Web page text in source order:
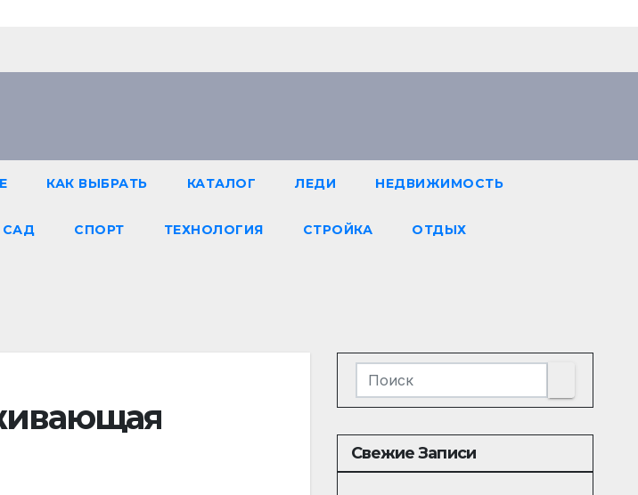
КАК ВЫБРАТЬ КАТАЛОГ ЛЕДИ НЕДВИЖИМОСТЬ
САД СПОРТ ТЕХНОЛОГИЯ СТРОЙКА ОТДЫХ
Свежие Записи